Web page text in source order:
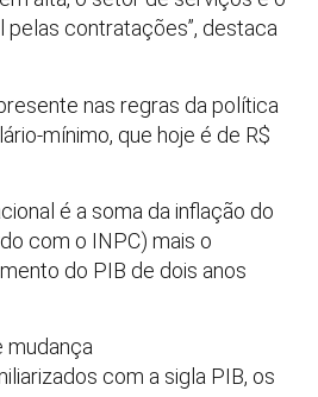
pelas contratações”, destaca
nas regras da política
mínimo, que hoje é de R$
é a soma da inflação do
com o INPC) mais o
do PIB de dois anos
mudança
com a sigla PIB, os